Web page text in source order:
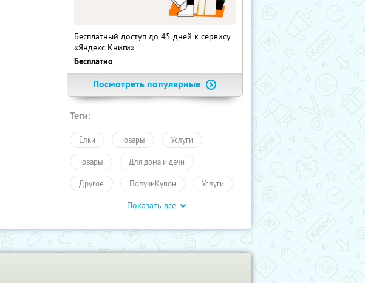
Бесплатный доступ до 45 дней к сервису
«Яндекс Книги»
Бесплатно
Посмотреть популярные
Теги:
Ёлки Товары Услуги
Товары Для дома и дачи
Другое ПолучиКупон Услуги
Показать все